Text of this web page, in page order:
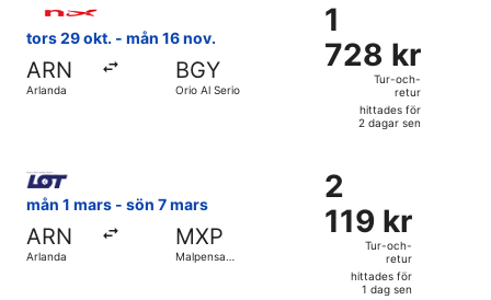
dagar
sen
tors 29 okt. - mån 16 nov.
ARN
Arlanda
BGY
Orio Al Serio
1
728 kr
Tur-
retur,
hittades
dagar
sen
1
728 kr
Tur-och-
retur
hittades för
2 dagar sen
mån 1 mars - sön 7 mars
ARN
Arlanda
MXP
Malpensa
2
119 kr
Tur-
retur,
hittades
2
119 kr
Tur-och-
retur
hittades för
1 dag sen